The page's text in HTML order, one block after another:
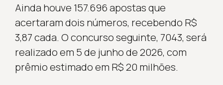
Ainda houve 157.696 apostas que
acertaram dois números, recebendo R$
3,87 cada. O concurso seguinte, 7043, será
realizado em 5 de junho de 2026, com
prêmio estimado em R$ 20 milhões.